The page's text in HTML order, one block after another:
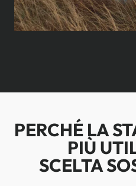
PERCHÉ LA
PIÙ
SCELTA